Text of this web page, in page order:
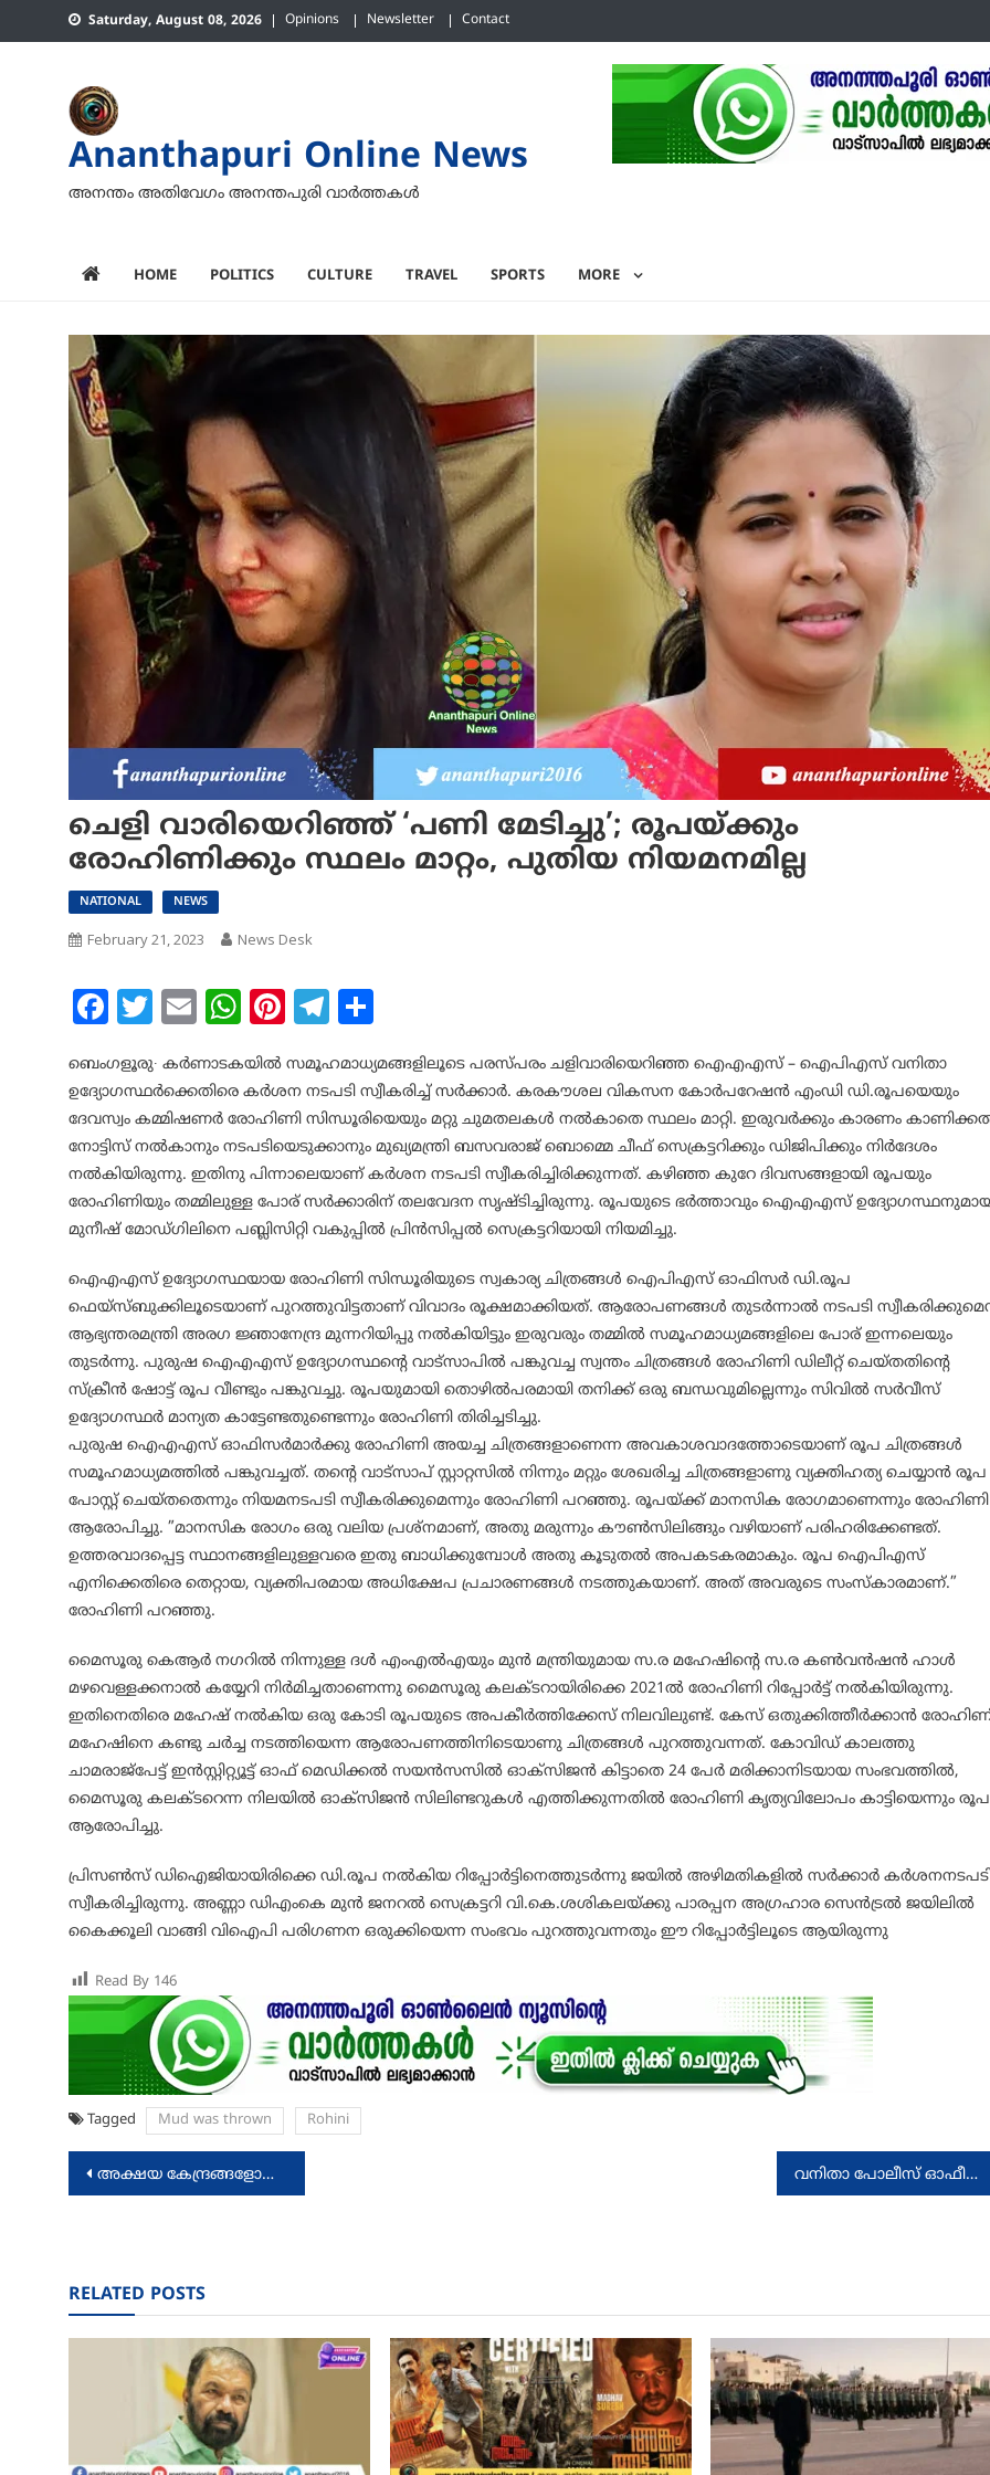
to
Saturday, August 08, 2026 Opinions Newsletter Contact
Ananthapuri Online News
അനന്തം അതിവേഗം അനന്തപുരി വാര്‍ത്തകള്‍
HOME POLITICS CULTURE TRAVEL SPORTS MORE
ചെളി വാരിയെറിഞ്ഞ് ‘പണി മേടിച്ചു’; രൂപയ്ക്കും
രോഹിണിക്കും സ്ഥലം മാറ്റം, പുതിയ നിയമനമില്ല
NATIONAL NEWS
February 21, 2023 News Desk
Facebook
Twitter
EmailWhatsApp
Pinterest
Telegram
ബെംഗളൂരു∙ കര്‍ണാടകയില്‍ സമൂഹമാധ്യമങ്ങളിലൂടെ പരസ്പരം ചളിവാരിയെറിഞ്ഞ ഐഎഎസ് – ഐപിഎസ് വനിതാ
ഉദ്യോഗസ്ഥര്‍ക്കെതിരെ കര്‍ശന നടപടി സ്വീകരിച്ച് സര്‍ക്കാര്‍. കരകൗശല വികസന കോര്‍പറേഷന്‍ എംഡി ഡി.രൂപയെയും
ദേവസ്വം കമ്മിഷണര്‍ രോഹിണി സിന്ധൂരിയെയും മറ്റു ചുമതലകള്‍ നല്‍കാതെ സ്ഥലം മാറ്റി. ഇരുവര്‍ക്കും കാരണം
നോട്ടിസ് നല്‍കാനും നടപടിയെടുക്കാനും മുഖ്യമന്ത്രി ബസവരാജ് ബൊമ്മെ ചീഫ് സെക്രട്ടറിക്കും ഡിജിപിക്കും നിര്‍ദേശം
നല്‍കിയിരുന്നു. ഇതിനു പിന്നാലെയാണ് കര്‍ശന നടപടി സ്വീകരിച്ചിരിക്കുന്നത്. ‌കഴിഞ്ഞ കുറേ ദിവസങ്ങളായി രൂപയും
രോഹിണിയും തമ്മിലുള്ള പോര് സര്‍ക്കാരിന് തലവേദന സൃഷ്ടിച്ചിരുന്നു. രൂപയുടെ ഭര്‍ത്താവും ഐഎഎസ്
മുനീഷ് മോഡ്ഗിലിനെ പബ്ലിസിറ്റി വകുപ്പില്‍ പ്രിന്‍സിപ്പല്‍ സെക്രട്ടറിയായി നിയമിച്ചു.
ഐഎഎസ് ഉദ്യോഗസ്ഥയായ രോഹിണി സിന്ധൂരിയുടെ സ്വകാര്യ ചിത്രങ്ങള്‍ ഐപിഎസ് ഓഫിസര്‍ ഡി.രൂപ
ഫെയ്‌സ്ബുക്കിലൂടെയാണ് പുറത്തുവിട്ടതാണ് വിവാദം രൂക്ഷമാക്കിയത്. ആരോപണങ്ങള്‍ തുടര്‍ന്നാല്‍ നടപടി
ആഭ്യന്തരമന്ത്രി അരഗ ജ്ഞാനേന്ദ്ര മുന്നറിയിപ്പു നല്‍കിയിട്ടും ഇരുവരും തമ്മില്‍ സമൂഹമാധ്യമങ്ങളിലെ പോര് ഇന്നലെയും
തുടര്‍ന്നു. പുരുഷ ഐഎഎസ് ഉദ്യോഗസ്ഥന്റെ വാട്‌സാപില്‍ പങ്കുവച്ച സ്വന്തം ചിത്രങ്ങള്‍ രോഹിണി ഡിലീറ്റ് ചെയ്തതിന്റെ
സ്‌ക്രീന്‍ ഷോട്ട് രൂപ വീണ്ടും പങ്കുവച്ചു. രൂപയുമായി തൊഴില്‍പരമായി തനിക്ക് ഒരു ബന്ധവുമില്ലെന്നും സിവില്‍ സര്‍വീസ്
ഉദ്യോഗസ്ഥര്‍ മാന്യത കാട്ടേണ്ടതുണ്ടെന്നും രോഹിണി തിരിച്ചടിച്ചു.
പുരുഷ ഐഎഎസ് ഓഫിസര്‍മാര്‍ക്കു രോഹിണി അയച്ച ചിത്രങ്ങളാണെന്ന അവകാശവാദത്തോടെയാണ് രൂപ ചിത്രങ്ങള്‍
സമൂഹമാധ്യമത്തില്‍ പങ്കുവച്ചത്. തന്റെ വാട്‌സാപ് സ്റ്റാറ്റസില്‍ നിന്നും മറ്റും ശേഖരിച്ച ചിത്രങ്ങളാണു വ്യക്തിഹത്യ ചെയ്യാന്‍ രൂപ
പോസ്റ്റ് ചെയ്തതെന്നും നിയമനടപടി സ്വീകരിക്കുമെന്നും രോഹിണി പറഞ്ഞു. രൂപയ്ക്ക് മാനസിക രോഗമാണെന്നും രോഹിണി
ആരോപിച്ചു. ”മാനസിക രോഗം ഒരു വലിയ പ്രശ്നമാണ്, അതു മരുന്നും കൗണ്‍സിലിങ്ങും വഴിയാണ് പരിഹരിക്കേണ്ടത്.
ഉത്തരവാദപ്പെട്ട സ്ഥാനങ്ങളിലുള്ളവരെ ഇതു ബാധിക്കുമ്പോള്‍ അതു കൂടുതല്‍ അപകടകരമാകും. രൂപ ഐപിഎസ്
എനിക്കെതിരെ തെറ്റായ, വ്യക്തിപരമായ അധിക്ഷേപ പ്രചാരണങ്ങള്‍ നടത്തുകയാണ്. അത് അവരുടെ സംസ്‌കാരമാണ്.”
രോഹിണി പറഞ്ഞു.
മൈസൂരു കെആര്‍ നഗറില്‍ നിന്നുള്ള ദള്‍ എംഎല്‍എയും മുന്‍ മന്ത്രിയുമായ സ.ര മഹേഷിന്റെ സ.ര കണ്‍വന്‍ഷന്‍ ഹാള്‍
മഴവെള്ളക്കനാല്‍ കയ്യേറി നിര്‍മിച്ചതാണെന്നു മൈസൂരു കലക്ടറായിരിക്കെ 2021ല്‍ രോഹിണി റിപ്പോര്‍ട്ട് നല്‍കിയിരുന്നു.
ഇതിനെതിരെ മഹേഷ് നല്‍കിയ ഒരു കോടി രൂപയുടെ അപകീര്‍ത്തിക്കേസ് നിലവിലുണ്ട്. കേസ് ഒതുക്കിത്തീര്‍ക്കാന്‍
മഹേഷിനെ കണ്ടു ചര്‍ച്ച നടത്തിയെന്ന ആരോപണത്തിനിടെയാണു ചിത്രങ്ങള്‍ പുറത്തുവന്നത്. കോവിഡ് കാലത്തു
ചാമരാജ്‌പേട്ട് ഇന്‍സ്റ്റിറ്റ്യൂട്ട് ഓഫ് മെഡിക്കല്‍ സയന്‍സസില്‍ ഓക്‌സിജന്‍ കിട്ടാതെ 24 പേര്‍ മരിക്കാനിടയായ സംഭവത്തില്‍,
മൈസൂരു കലക്ടറെന്ന നിലയില്‍ ഓക്‌സിജന്‍ സിലിണ്ടറുകള്‍ എത്തിക്കുന്നതില്‍ രോഹിണി കൃത്യവിലോപം കാട്ടിയെന്നും രൂപ
ആരോപിച്ചു.
പ്രിസണ്‍സ് ഡിഐജിയായിരിക്കെ ഡി.രൂപ നല്‍കിയ റിപ്പോര്‍ട്ടിനെത്തുടര്‍ന്നു ജയില്‍ അഴിമതികളില്‍ സര്‍ക്കാര്‍
സ്വീകരിച്ചിരുന്നു. അണ്ണാ ഡിഎംകെ മുന്‍ ജനറല്‍ സെക്രട്ടറി വി.കെ.ശശികലയ്ക്കു പാരപ്പന അഗ്രഹാര സെന്‍ട്രല്‍ ജയിലില്‍
കൈക്കൂലി വാങ്ങി വിഐപി പരിഗണന ഒരുക്കിയെന്ന സംഭവം പുറത്തുവന്നതും ഈ റിപ്പോര്‍ട്ടിലൂടെ ആയിരുന്നു
Read By 146
Tagged Mud was thrown Rohini
Post
അക്ഷയ കേന്ദ്രങ്ങളോടുള്ള അവഗണന: ഫെബ്രുവരി 24 കരിദിനമായി ആചരിക്കുന്നു വനിതാ പോലീസ് ഓഫീസര്‍മാരുടെ സംസ്ഥാനതല സംഗമം വ്യാഴം, വെളളി ദിവസങ്ങളില്‍ തിരുവനന്തപുരത്ത്
RELATED POSTS